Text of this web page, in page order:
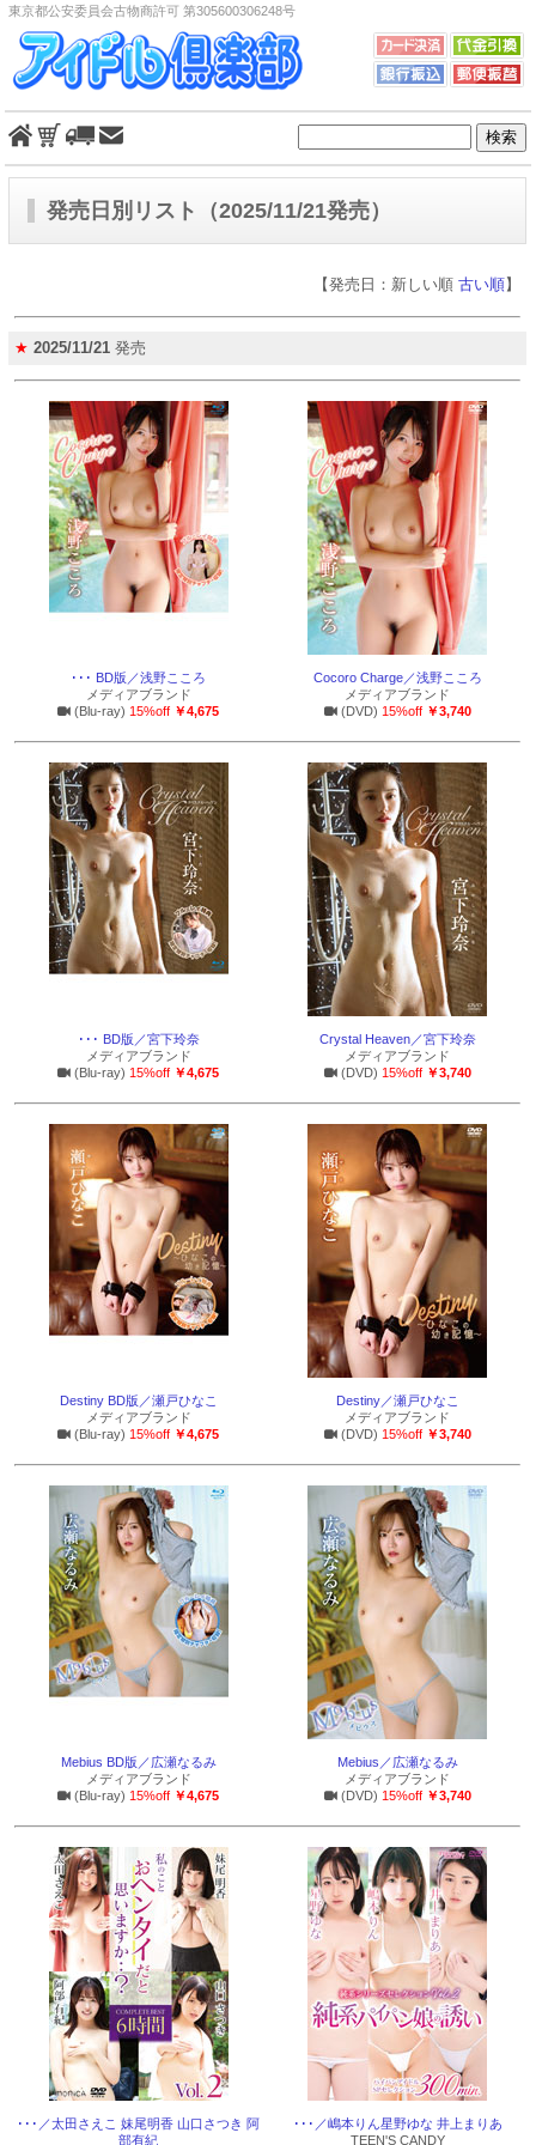
東京都公安委員会古物商許可 第305600306248号
発売日別リスト（2025/11/21発売）
【発売日：新しい順古い順】
★ 2025/11/21 発売
･･･ BD版／浅野こころ
メディアブランド
(Blu-ray) 15%off ￥4,675
Cocoro Charge／浅野こころ
メディアブランド
(DVD) 15%off ￥3,740
･･･ BD版／宮下玲奈
メディアブランド
(Blu-ray) 15%off ￥4,675
Crystal Heaven／宮下玲奈
メディアブランド
(DVD) 15%off ￥3,740
Destiny BD版／瀬戸ひなこ
メディアブランド
(Blu-ray) 15%off ￥4,675
Destiny／瀬戸ひなこ
メディアブランド
(DVD) 15%off ￥3,740
Mebius BD版／広瀬なるみ
メディアブランド
(Blu-ray) 15%off ￥4,675
Mebius／広瀬なるみ
メディアブランド
(DVD) 15%off ￥3,740
･･･／太田さえこ 妹尾明香 山口さつき 阿
部有紀
･･･／嶋本りん星野ゆな 井上まりあ
TEEN'S CANDY